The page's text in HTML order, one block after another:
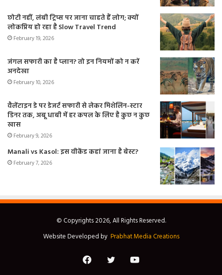
छोटी नहीं, लंबी ट्रिप्स पर जाना चाहते हैं लोग; क्यों
लोकप्रिय हो रहा है Slow Travel Trend
February 19, 2026
जंगल सफारी का है प्लान? तो इन नियमों को न करें
अनदेखा
February 10, 2026
वैलेंटाइन डे पर डेजर्ट सफारी से लेकर मिशेलिन-स्टार
डिनर तक, अबू धाबी में हर कपल के लिए है कुछ न कुछ
खास
February 9, 2026
Manali vs Kasol: इस वीकेंड कहां जाना है बेस्ट?
February 7, 2026
© Copyrights 2026, All Rights Reserved.
Website Developed by Prabhat Media Creations
FacebookTwitterYouTube